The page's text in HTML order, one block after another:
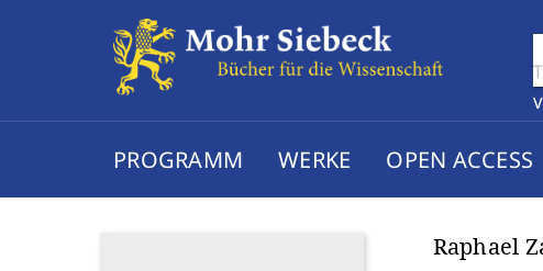
PROGRAMM WERKE OPEN ACCESS
Raphael